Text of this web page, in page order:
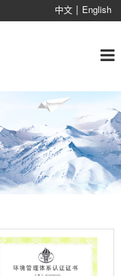
中文 | English